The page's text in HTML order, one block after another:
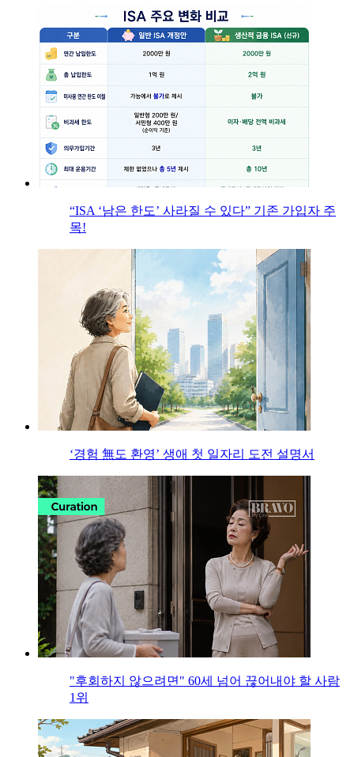
“ISA ‘남은 한도’ 사라질 수 있다” 기존 가입자 주
목!
‘경험 無도 환영’ 생애 첫 일자리 도전 설명서
"후회하지 않으려면" 60세 넘어 끊어내야 할 사람
1위